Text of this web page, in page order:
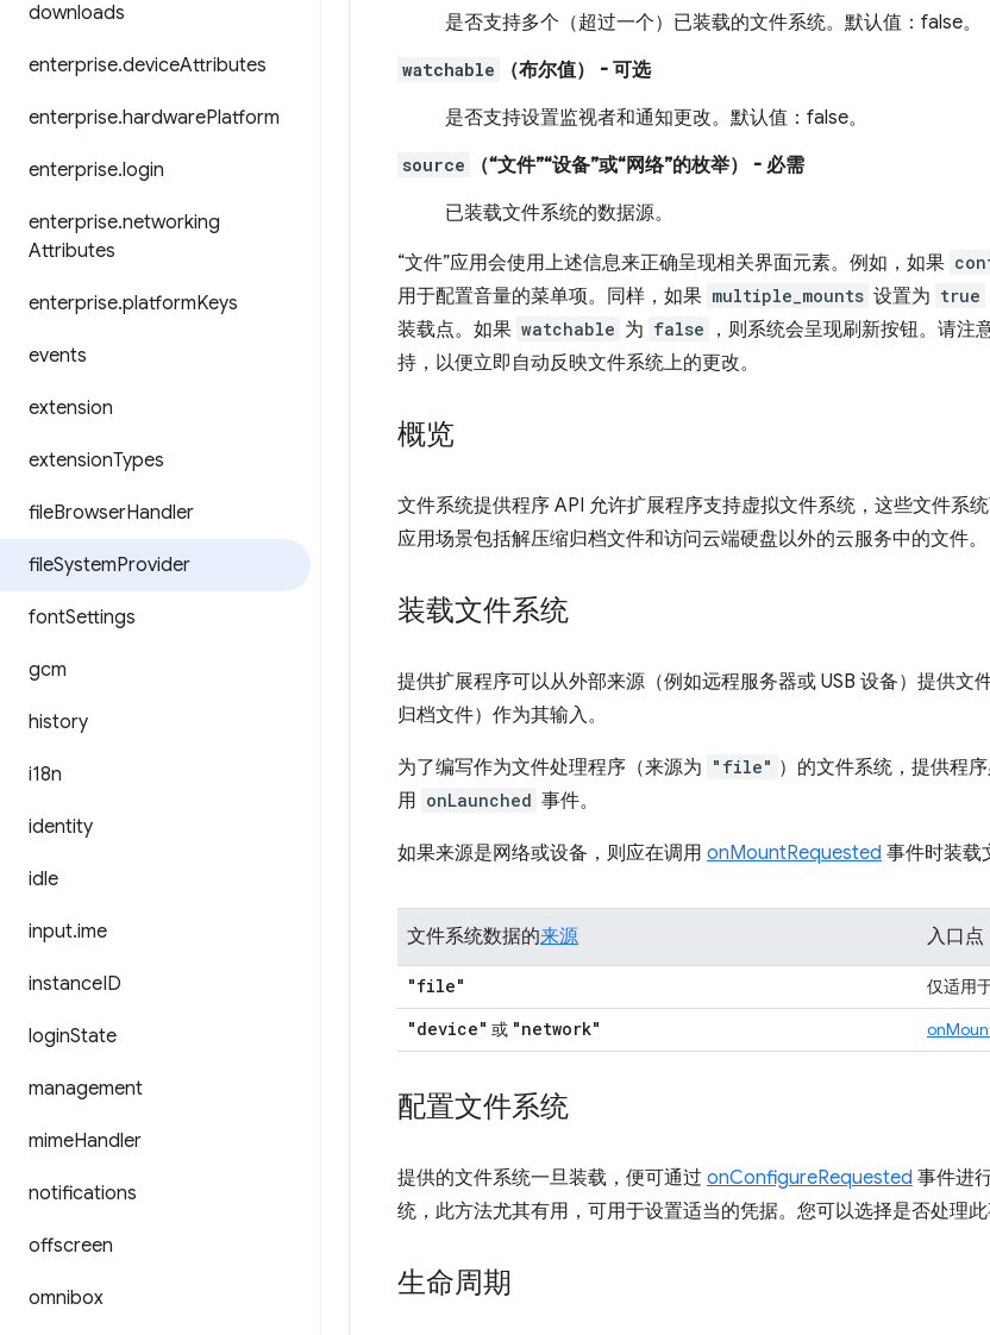
downloads
enterprise.deviceAttributes
enterprise.hardwarePlatform
enterprise.login
enterprise.networking
Attributes
enterprise.platformKeys
events
extension
extensionTypes
fileBrowserHandler
fileSystemProvider
fontSettings
gcm
history
i18n
identity
idle
input.ime
instanceID
loginState
management
mimeHandler
notifications
offscreen
omnibox
是否支持多个（超过一个）已装载的文件系统。默认值：false。
watchable （布尔值）
- 可选
是否支持设置监视者和通知更改。默认值：false。
source （“文件”“设备”或“网络”的枚举）
- 必需
已装载文件系统的数据源。
“文件”应用会使用上述信息来正确呈现相关界面元素。例如，如果
用于配置音量的菜单项。同样，如果 multiple_mounts 设置为 true
装载点。如果 watchable 为 false
，则系统会呈现刷新按钮。请注
持，以便立即自动反映文件系统上的更改。
概览
文件系统提供程序 API 允许扩展程序支持虚拟文件系统，这些文件系
应用场景包括解压缩归档文件和访问云端硬盘以外的云服务中的文件。
装载文件系统
提供扩展程序可以从外部来源（例如远程服务器或 USB 设备）提供文
归档文件）作为其输入。
为了编写作为文件处理程序（来源为 "file" ）的文件系统，提供程
用 onLaunched 事件。
如果来源是网络或设备，则应在调用 onMountRequested 事件时装载
文件系统数据的来源 入口点
"file" 仅适用
"device" 或 "network"
配置文件系统
提供的文件系统一旦装载，便可通过 onConfigureRequested 事件进
统，此方法尤其有用，可用于设置适当的凭据。您可以选择是否处理此
生命周期